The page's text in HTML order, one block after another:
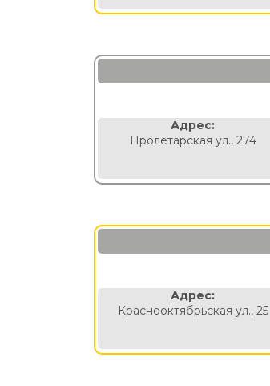
Адрес:
Пролетарская ул., 274
Адрес:
Краснооктябрьская ул., 25